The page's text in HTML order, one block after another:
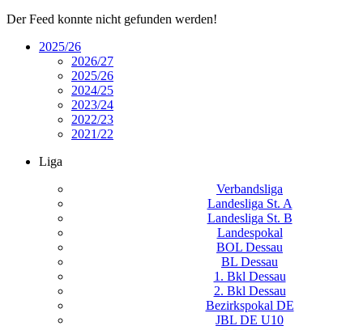
Der Feed konnte nicht gefunden werden!
2025/26
2026/27
2025/26
2024/25
2023/24
2022/23
2021/22
Liga
Verbandsliga
Landesliga St. A
Landesliga St. B
Landespokal
BOL Dessau
BL Dessau
1. Bkl Dessau
2. Bkl Dessau
Bezirkspokal DE
JBL DE U10